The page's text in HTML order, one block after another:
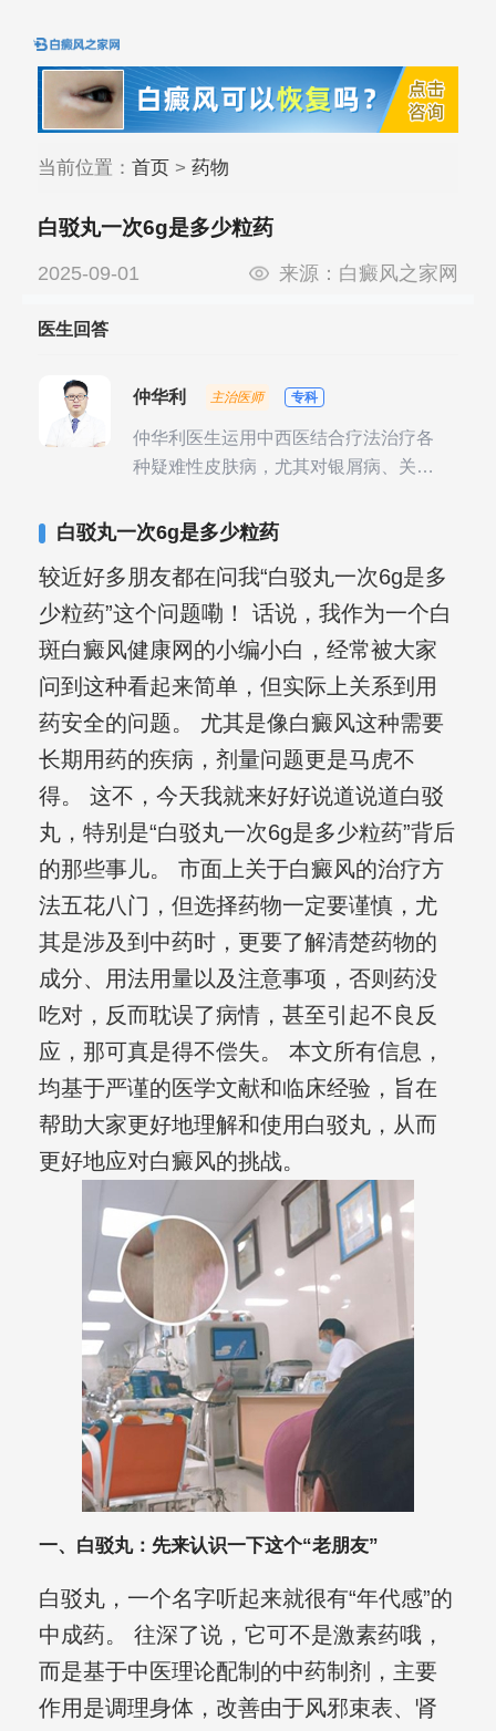
当前位置： 首页> 药物
白驳丸一次6g是多少粒药
2025-09-01 来源： 白癜风之家网
医生回答
仲华利 主治医师 专科
仲华利医生运用中西医结合疗法治疗各
种疑难性皮肤病，尤其对银屑病、关节
白驳丸一次6g是多少粒药
较近好多朋友都在问我“白驳丸一次6g是多
少粒药”这个问题嘞！ 话说，我作为一个白
斑白癜风健康网的小编小白，经常被大家
问到这种看起来简单，但实际上关系到用
药安全的问题。 尤其是像白癜风这种需要
长期用药的疾病，剂量问题更是马虎不
得。 这不，今天我就来好好说道说道白驳
丸，特别是“白驳丸一次6g是多少粒药”背后
的那些事儿。 市面上关于白癜风的治疗方
法五花八门，但选择药物一定要谨慎，尤
其是涉及到中药时，更要了解清楚药物的
成分、用法用量以及注意事项，否则药没
吃对，反而耽误了病情，甚至引起不良反
应，那可真是得不偿失。 本文所有信息，
均基于严谨的医学文献和临床经验，旨在
帮助大家更好地理解和使用白驳丸，从而
更好地应对白癜风的挑战。
一、白驳丸：先来认识一下这个“老朋友”
白驳丸，一个名字听起来就很有“年代感”的
中成药。 往深了说，它可不是激素药哦，
而是基于中医理论配制的中药制剂，主要
作用是调理身体，改善由于风邪束表、肾